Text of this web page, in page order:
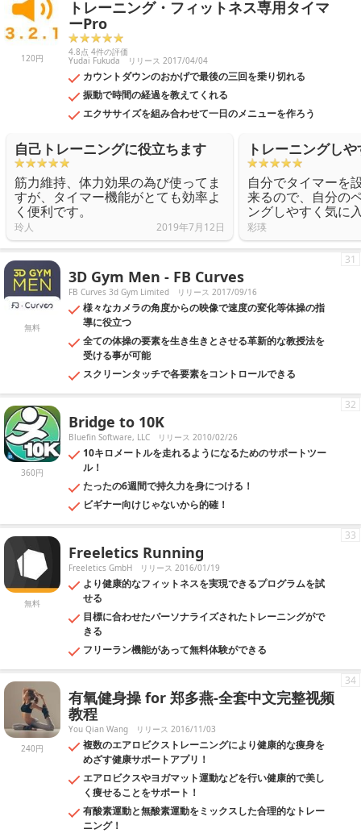
120円
トレーニング・フィットネス専用タイマ
ーPro
4.8点 4件の評価
Yudai Fukuda リリース 2017/04/04
カウントダウンのおかげで最後の三回を乗り切れる
振動で時間の経過を教えてくれる
エクササイズを組み合わせて一日のメニューを作ろう
自己トレーニングに役立ちます
筋力維持、体力効果の為び使ってま
すが、タイマー機能がとても効率よ
く便利です。
玲人 2019年7月12日
トレーニングし
自分でタイマーを
来るので、自分の
ングしやすく気に
彩瑛
無料
3D Gym Men - FB Curves
FB Curves 3d Gym Limited リリース 2017/09/16
様々なカメラの角度からの映像で速度の変化等体操の指
導に役立つ
全ての体操の要素を生き生きとさせる革新的な教授法を
受ける事が可能
スクリーンタッチで各要素をコントロールできる
31
360円
Bridge to 10K
Bluefin Software, LLC リリース 2010/02/26
10キロメートルを走れるようになるためのサポートツー
ル！
たったの6週間で持久力を身につける！
ビギナー向けじゃないから的確！
32
無料
Freeletics Running
Freeletics GmbH リリース 2016/01/19
より健康的なフィットネスを実現できるプログラムを試
せる
目標に合わせたパーソナライズされたトレーニングがで
きる
フリーラン機能があって無料体験ができる
33
240円
有氧健身操 for 郑多燕-全套中文完整视频
教程
You Qian Wang リリース 2016/11/03
複数のエアロビクストレーニングにより健康的な痩身を
めざす健康サポートアプリ！
エアロビクスやヨガマット運動などを行い健康的で美し
く痩せることをサポート！
有酸素運動と無酸素運動をミックスした合理的なトレー
ニング！
34